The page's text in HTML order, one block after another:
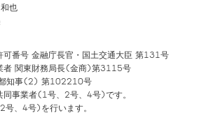
也
可番号 金融庁長官・国土交通大臣 第131号
者 関東財務局長(金商)第3115号
知事(2) 第102210号
同事業者(1号、2号、4号)です。
号、4号)を行います。